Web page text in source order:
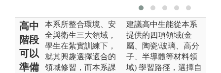
高中
階段
可以
準備
本系所整合環境、安
全與衛生三大領域，
學生在紮實訓練下，
就其興趣選擇適合的
領域修習，而本系課
建議高中生能從本系
提供的四項領域(金
屬、陶瓷\玻璃、高分
子、半導體等材料領
域) 學習路徑，選擇自